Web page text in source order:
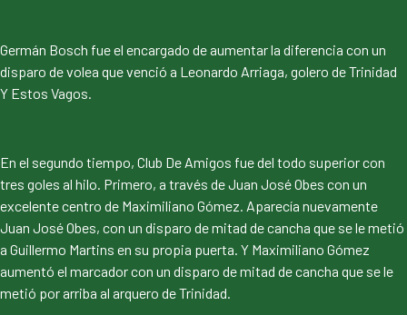
Germán Bosch fue el encargado de aumentar la diferencia con un
disparo de volea que venció a Leonardo Arriaga, golero de Trinidad
Y Estos Vagos.
En el segundo tiempo, Club De Amigos fue del todo superior con
tres goles al hilo. Primero, a través de Juan José Obes con un
excelente centro de Maximiliano Gómez. Aparecía nuevamente
Juan José Obes, con un disparo de mitad de cancha que se le metió
a Guillermo Martins en su propia puerta. Y Maximiliano Gómez
aumentó el marcador con un disparo de mitad de cancha que se le
metió por arriba al arquero de Trinidad.